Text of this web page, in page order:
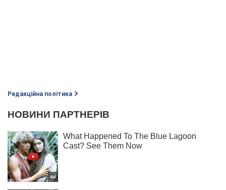
Редакційна політика